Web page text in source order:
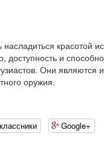
красотой
и
Они являются
оружия.
Google+